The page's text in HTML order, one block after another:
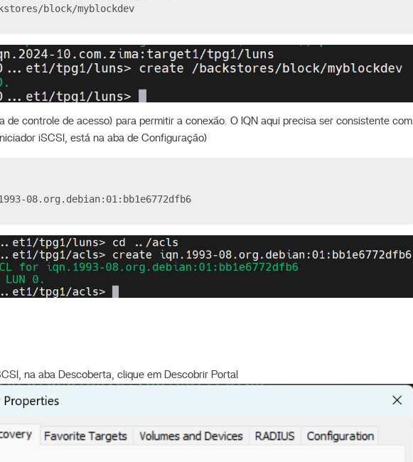
block/myblockdev
de controle de acesso) para permitir a conexão. O IQN aqui precisa ser consistente com
iSCSI, está na aba de Configuração)
08.org.debian:01:bb1e6772dfb6
na aba Descoberta, clique em Descobrir Portal